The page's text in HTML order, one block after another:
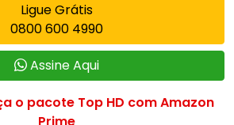
Ligue Grátis
0800 600 4990
Assine Aqui
o pacote Top HD com Amazon